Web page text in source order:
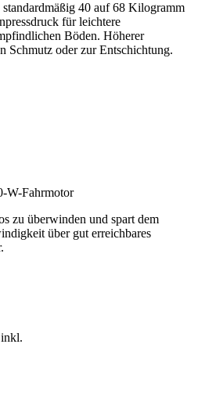
40 auf 68 Kilogramm
für leichtere
Böden. Höherer
Schmutz oder zur Entschichtung.
W-Fahrmotor
zu überwinden und spart dem
über gut erreichbares